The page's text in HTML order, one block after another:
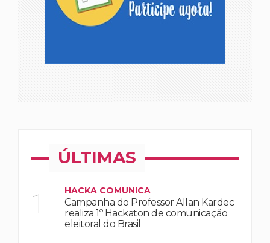
ÚLTIMAS
1 HACKA COMUNICA
Campanha do Professor Allan Kardec
realiza 1º Hackaton de comunicação
eleitoral do Brasil